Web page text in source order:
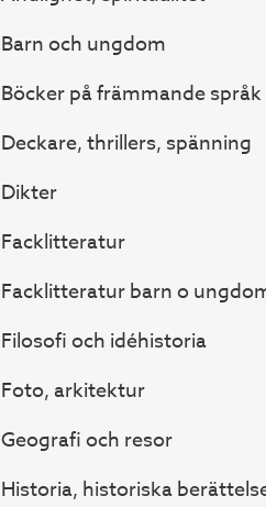
Barn och ungdom
Böcker på främmande språk
Deckare, thrillers, spänning
Dikter
Facklitteratur
Facklitteratur barn o
Filosofi och idéhistoria
Foto, arkitektur
Geografi och resor
Historia, historiska